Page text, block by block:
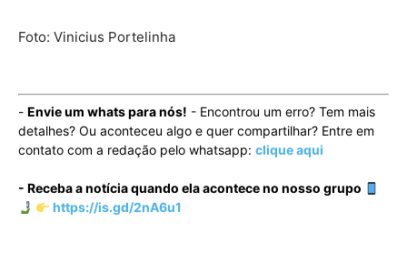
Foto: Vinicius Portelinha
- Envie um whats para nós! - Encontrou um erro? Tem mais
detalhes? Ou aconteceu algo e quer compartilhar? Entre em
contato com a redação pelo whatsapp: clique aqui
- Receba a notícia quando ela acontece no nosso grupo
https://is.gd/2nA6u1